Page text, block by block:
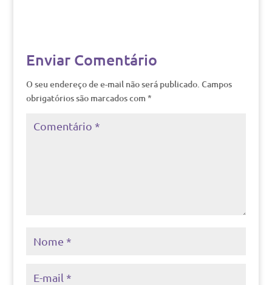
Enviar Comentário
O seu endereço de e-mail não será publicado. Campos
obrigatórios são marcados com *